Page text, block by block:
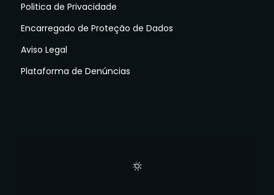
Politica de Privacidade
Encarregado de Proteção de Dados
Aviso Legal
Plataforma de Denúncias